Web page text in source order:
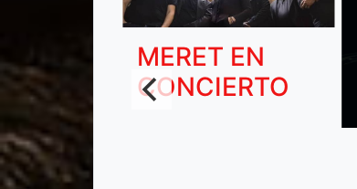
MERET EN
CONCIERTO